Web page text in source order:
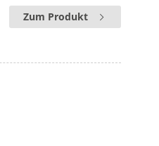
Zum Produkt